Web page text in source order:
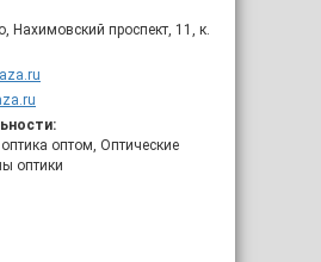
Нахимовский проспект, 11, к.
оптом, Оптические
оптики